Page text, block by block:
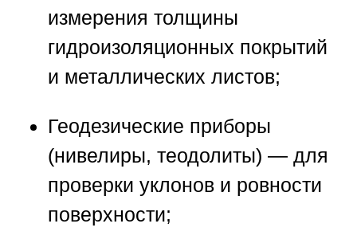
измерения толщины
гидроизоляционных покрытий
и металлических листов;
Геодезические приборы
(нивелиры, теодолиты) — для
проверки уклонов и ровности
поверхности;